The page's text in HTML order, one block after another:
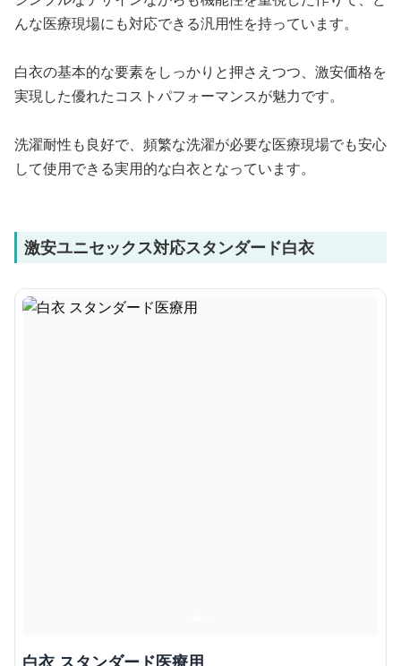
んな医療現場にも対応できる汎用性を持っています。
白衣の基本的な要素をしっかりと押さえつつ、激安価格を
実現した優れたコストパフォーマンスが魅力です。
洗濯耐性も良好で、頻繁な洗濯が必要な医療現場でも安心
して使用できる実用的な白衣となっています。
激安ユニセックス対応スタンダード白衣
白衣 スタンダード医療用